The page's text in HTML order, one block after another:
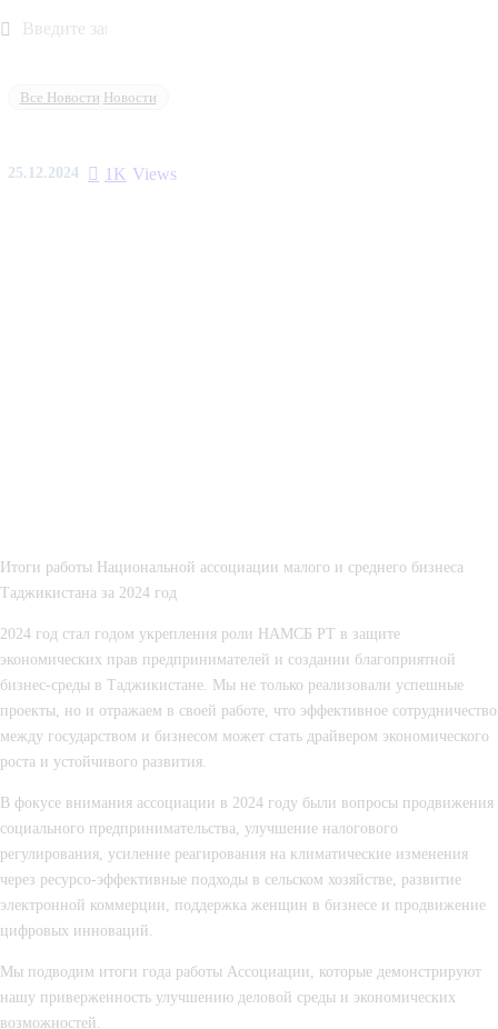
Все Новости Новости
25.12.2024 1K Views
Итоги работы Национальной ассоциации малого и среднего бизнеса
Таджикистана за 2024 год
2024 год стал годом укрепления роли НАМСБ РТ в защите
экономических прав предпринимателей и создании благоприятной
бизнес-среды в Таджикистане. Мы не только реализовали успешные
проекты, но и отражаем в своей работе, что эффективное сотрудничество
между государством и бизнесом может стать драйвером экономического
роста и устойчивого развития.
В фокусе внимания ассоциации в 2024 году были вопросы продвижения
социального предпринимательства, улучшение налогового
регулирования, усиление реагирования на климатические изменения
через ресурсо-эффективные подходы в сельском хозяйстве, развитие
электронной коммерции, поддержка женщин в бизнесе и продвижение
цифровых инноваций.
Мы подводим итоги года работы Ассоциации, которые демонстрируют
нашу приверженность улучшению деловой среды и экономических
возможностей.